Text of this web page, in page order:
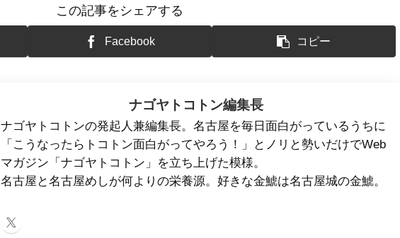
この記事をシェアする
Facebook コピー
ナゴヤトコトン編集長
ナゴヤトコトンの発起人兼編集長。名古屋を毎日面白がっているうちに
「こうなったらトコトン面白がってやろう！」とノリと勢いだけでWeb
マガジン「ナゴヤトコトン」を立ち上げた模様。
名古屋と名古屋めしが何よりの栄養源。好きな金鯱は名古屋城の金鯱。